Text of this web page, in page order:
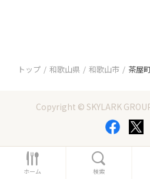
トップ 和歌山県 和歌山市 茶屋
Copyright © SKYLARK
ホ
ー
ホーム 索
検索